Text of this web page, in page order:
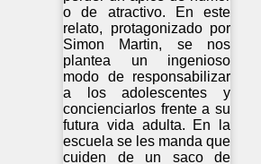
o de atractivo. En este
relato, protagonizado por
Simon Martin, se nos
plantea un ingenioso
modo de responsabilizar
a los adolescentes y
concienciarlos frente a su
futura vida adulta. En la
escuela se les manda que
cuiden de un saco de